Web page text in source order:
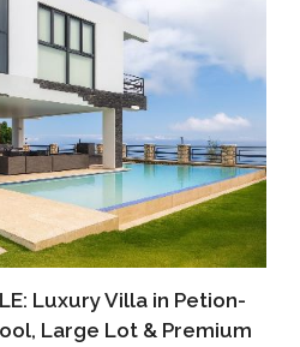
Luxury Villa in Petion-
Large Lot & Premium